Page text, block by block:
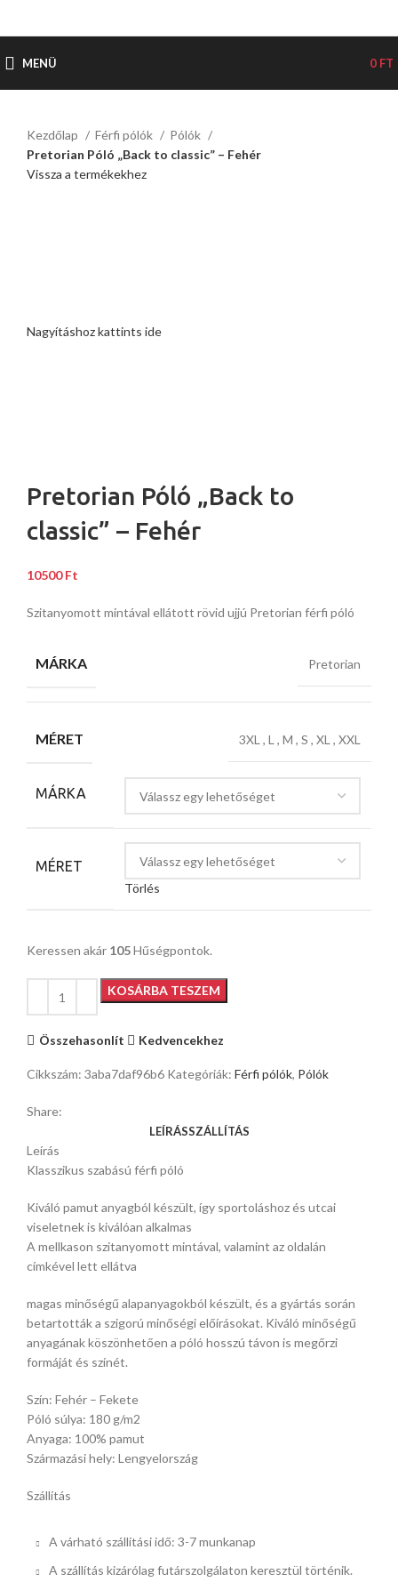
MENÜ 0 FT
Kezdőlap Férfi pólók
Pólók
Pretorian Póló „Back to classic” – Fehér
Vissza a termékekhez
Nagyításhoz kattints ide
Pretorian Póló „Back to
classic” – Fehér
10500Ft
Szitanyomott mintával ellátott rövid ujjú Pretorian férfi póló
MÁRKA Pretorian
MÉRET 3XL, L, M , S , XL, XXL
MÁRKA
MÉRET
Törlés
Keressen akár 105Hűségpontok.
KOSÁRBA TESZEM
Összehasonlít Kedvencekhez
Cikkszám: 3aba7daf96b6 Kategóriák: Férfi pólók, Pólók
Share:
LEÍRÁSSZÁLLÍTÁS
Leírás
Klasszikus szabású férfi póló
Kiváló pamut anyagból készült, így sportoláshoz és utcai
viseletnek is kiválóan alkalmas
A mellkason szitanyomott mintával, valamint az oldalán
címkével lett ellátva
magas minőségű alapanyagokból készült, és a gyártás során
betartották a szigorú minőségi előírásokat. Kiváló minőségű
anyagának köszönhetően a póló hosszú távon is megőrzi
formáját és színét.
Szín: Fehér – Fekete
Póló súlya: 180 g/m2
Anyaga: 100% pamut
Származási hely: Lengyelország
Szállítás
A várható szállítási idő: 3-7 munkanap
A szállítás kizárólag futárszolgálaton keresztül történik.